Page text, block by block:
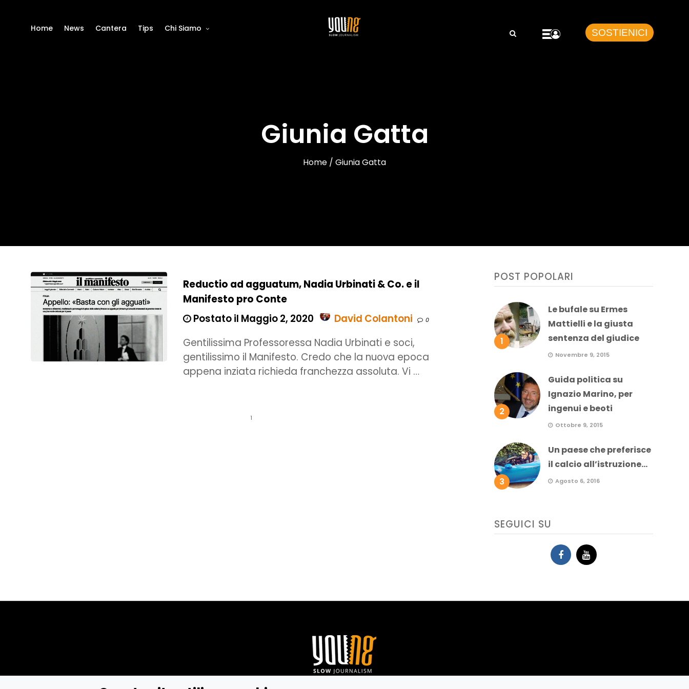
Home News Cantera Tips Chi Siamo SOSTIENICI
Giunia Gatta
Home / Giunia Gatta
Reductio ad agguatum, Nadia Urbinati & Co. e il
Manifesto pro Conte
Postato il Maggio 2, 2020
David Colantoni 0
Gentilissima Professoressa Nadia Urbinati e soci,
gentilissimo il Manifesto. Credo che la nuova epoca
appena inziata richieda franchezza assoluta. Vi …
1
POST POPOLARI
1
Le bufale su Ermes
Mattielli e la giusta
sentenza del giudice
Novembre 9, 2015
2
Guida politica su
Ignazio Marino, per
ingenui e beoti
Ottobre 9, 2015
3
Un paese che preferisce
il calcio all’istruzione...
Agosto 6, 2016
SEGUICI SU